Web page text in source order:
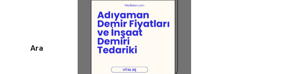
Ara Posted by
Vital A.Ş.
Webmaster